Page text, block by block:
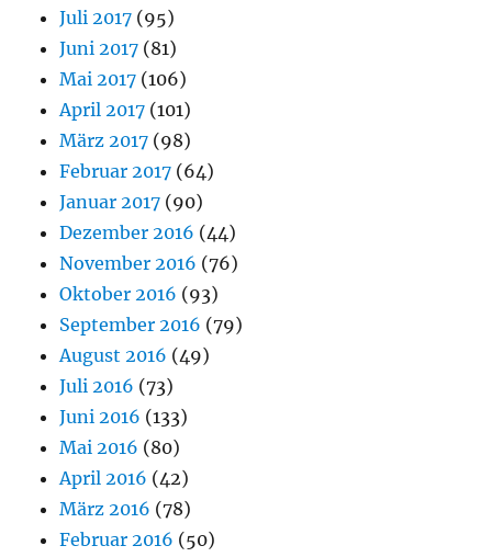
Juli 2017 (95)
Juni 2017 (81)
Mai 2017 (106)
April 2017 (101)
März 2017 (98)
Februar 2017 (64)
Januar 2017 (90)
Dezember 2016 (44)
November 2016 (76)
Oktober 2016 (93)
September 2016 (79)
August 2016 (49)
Juli 2016 (73)
Juni 2016 (133)
Mai 2016 (80)
April 2016 (42)
März 2016 (78)
Februar 2016 (50)